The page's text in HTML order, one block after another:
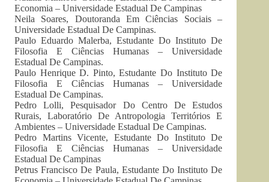
Economia – Universidade Estadual De Campinas
Neila Soares, Doutoranda Em Ciências Sociais –
Universidade Estadual De Campinas.
Paulo Eduardo Malerba, Estudante Do Instituto De
Filosofia E Ciências Humanas – Universidade
Estadual De Campinas.
Paulo Henrique D. Pinto, Estudante Do Instituto De
Filosofia E Ciências Humanas – Universidade
Estadual De Campinas.
Pedro Lolli, Pesquisador Do Centro De Estudos
Rurais, Laboratório De Antropologia Territórios E
Ambientes – Universidade Estadual De Campinas.
Pedro Martins Vicente, Estudante Do Instituto De
Filosofia E Ciências Humanas – Universidade
Estadual De Campinas
Petrus Francisco De Paula, Estudante Do Instituto De